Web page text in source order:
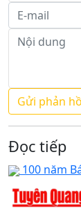
Đọc tiếp
100 năm